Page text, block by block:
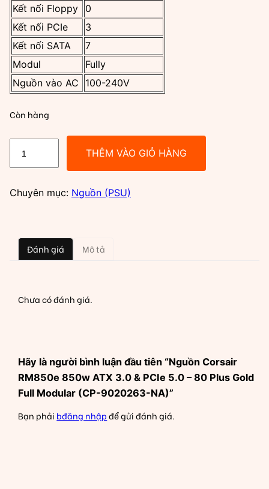
Kết nối Floppy
0
Kết nối PCIe
3
Kết nối SATA
7
Modul
Fully
Nguồn vào AC
100-240V
Còn hàng
Corsair
850w
PCIe
80
Modular
9020263-
NA)
số
THÊM VÀO GIỎ HÀNG
Chuyên mục: Nguồn (PSU)
Đánh giá Mô tả
Chưa có đánh giá.
Hãy là người bình luận đầu tiên “Nguồn Corsair
RM850e 850w ATX 3.0 & PCIe 5.0 – 80 Plus Gold
Full Modular (CP-9020263-NA)”
Bạn phải bđăng nhậpđể gửi đánh giá.